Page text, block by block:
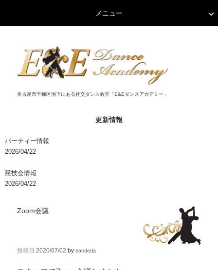
名古屋市千種区池下にある社交ダンス教室「E&Eダンスアカデミー」
更新情報
パーティー情報
2026/04/22
競技会情報
2026/04/22
メニュー
Zoom会議
投稿日 2020/07/02 by eandeda